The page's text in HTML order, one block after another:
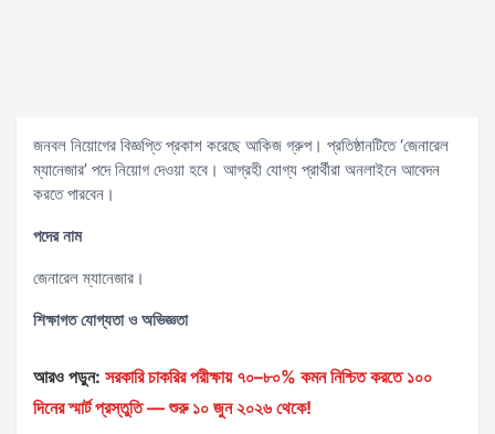
জনবল নিয়োগের বিজ্ঞপ্তি প্রকাশ করেছে আকিজ গ্রুপ। প্রতিষ্ঠানটিতে ‘জেনারেল
ম্যানেজার’ পদে নিয়োগ দেওয়া হবে। আগ্রহী যোগ্য প্রার্থীরা অনলাইনে আবেদন
করতে পারবেন।
পদের নাম
জেনারেল ম্যানেজার।
শিক্ষাগত যোগ্যতা ও অভিজ্ঞতা
আরও পড়ুন: সরকারি চাকরির পরীক্ষায় ৭০–৮০% কমন নিশ্চিত করতে ১০০
দিনের স্মার্ট প্রস্তুতি — শুরু ১০ জুন ২০২৬ থেকে!